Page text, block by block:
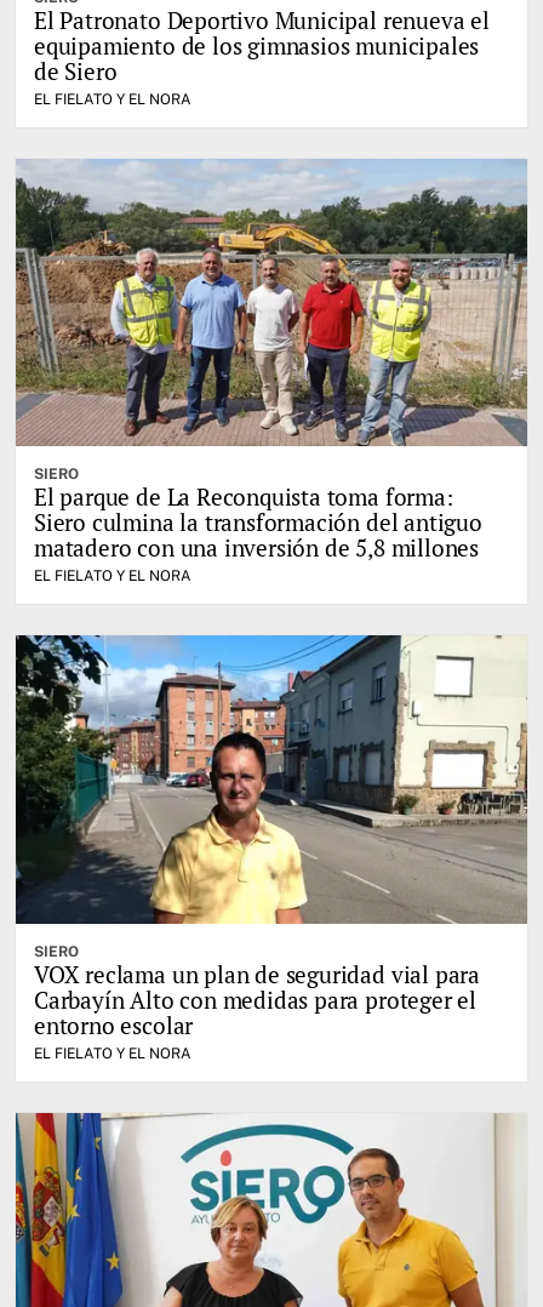
El Patronato Deportivo Municipal renueva el
equipamiento de los gimnasios municipales
de Siero
EL FIELATO Y EL NORA
SIERO
El parque de La Reconquista toma forma:
Siero culmina la transformación del antiguo
matadero con una inversión de 5,8 millones
EL FIELATO Y EL NORA
SIERO
VOX reclama un plan de seguridad vial para
Carbayín Alto con medidas para proteger el
entorno escolar
EL FIELATO Y EL NORA